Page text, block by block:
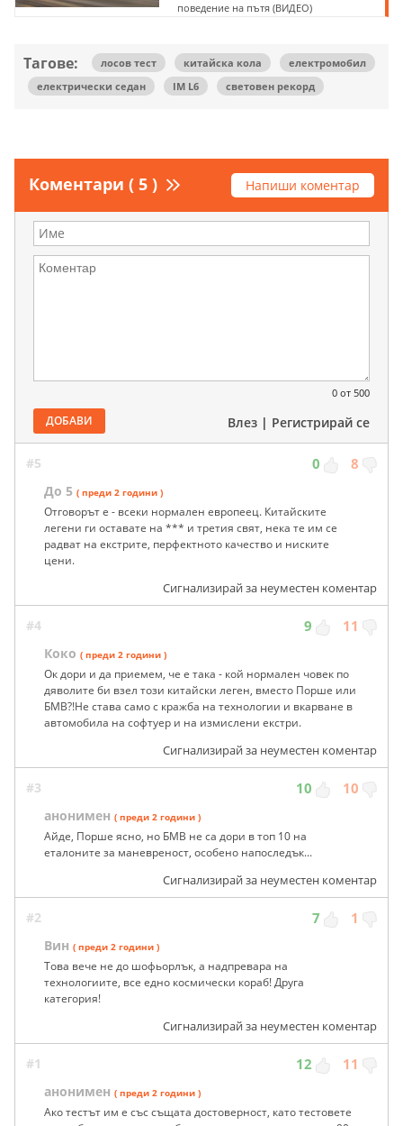
поведение на пътя (ВИДЕО)
Тагове: лосов тест китайска кола
електромобил
електрически седан
IM L6 световен рекорд
Коментари ( 5 ) Напиши коментар
0 от 500
ДОБАВИ Влез | Регистрирай се
#5 0 8
До 5 ( преди 2 години )
Отговорът е - всеки нормален европеец. Китайските
легени ги оставате на *** и третия свят, нека те им се
радват на екстрите, перфектното качество и ниските
цени.
Сигнализирай за неуместен коментар
#4 9 11
Коко ( преди 2 години )
Ок дори и да приемем, че е така - кой нормален човек по
дяволите би взел този китайски леген, вместо Порше или
БМВ?!Не става само с кражба на технологии и вкарване в
автомобила на софтуер и на измислени екстри.
Сигнализирай за неуместен коментар
#3 10 10
анонимен ( преди 2 години )
Айде, Порше ясно, но БМВ не са дори в топ 10 на
еталоните за маневреност, особено напоследък...
Сигнализирай за неуместен коментар
#2 7 1
Вин ( преди 2 години )
Това вече не до шофьорлък, а надпревара на
технологиите, все едно космически кораб! Друга
категория!
Сигнализирай за неуместен коментар
#1 12 11
анонимен ( преди 2 години )
Ако тестът им е със същата достоверност, като тестовете